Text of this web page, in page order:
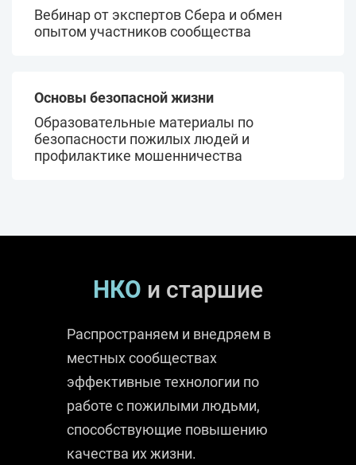
Вебинар от экспертов Сбера и обмен
опытом участников сообщества
Основы безопасной жизни
Образовательные материалы по
безопасности пожилых людей и
профилактике мошенничества
НКО и старшие
Распространяем и внедряем в
местных сообществах
эффективные технологии по
работе с пожилыми людьми,
способствующие повышению
качества их жизни.